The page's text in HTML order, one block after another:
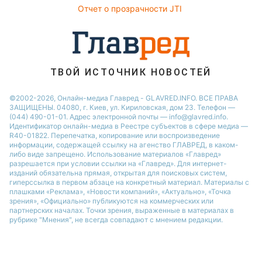
Советы от Андре Тана
Отчет о прозрачности JTI
ТВОЙ ИСТОЧНИК НОВОСТЕЙ
©2002-2026, Онлайн-медиа Главред - GLAVRED.INFO. ВСЕ ПРАВА
ЗАЩИЩЕНЫ. 04080, г. Киев, ул. Кириловская, дом 23. Телефон —
(044) 490-01-01. Адрес электронной почты — info@glavred.info.
Идентификатор онлайн-медиа в Реестре cубъектов в сфере медиа —
R40-01822. Перепечатка, копирование или воспроизведение
информации, содержащей ссылку на агенство ГЛАВРЕД, в каком-
либо виде запрещено. Использование материалов «Главред»
разрешается при условии ссылки на «Главред». Для интернет-
изданий обязательна прямая, открытая для поисковых систем,
гиперссылка в первом абзаце на конкретный материал. Материалы с
плашками «Реклама», «Новости компаний», «Актуально», «Точка
зрения», «Официально» публикуются на коммерческих или
партнерских началах. Точки зрения, выраженные в материалах в
рубрике "Мнения", не всегда совпадают с мнением редакции.